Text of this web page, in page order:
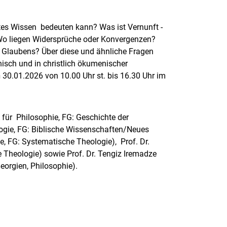
Wissen bedeuten kann? Was ist Vernunft -
liegen Widersprüche oder Konvergenzen?
Über diese und ähnliche Fragen
und in christlich ökumenischer
von 10.00 Uhr st. bis 16.30 Uhr im
für Philosophie, FG: Geschichte der
FG: Biblische Wissenschaften/Neues
FG: Systematische Theologie), Prof. Dr.
sowie Prof. Dr. Tengiz Iremadze
Philosophie).